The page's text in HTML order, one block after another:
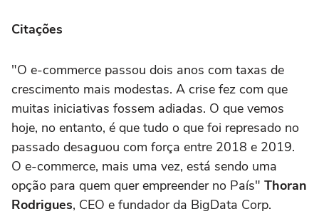
Citações
"O e-commerce passou dois anos com taxas de
crescimento mais modestas. A crise fez com que
muitas iniciativas fossem adiadas. O que vemos
hoje, no entanto, é que tudo o que foi represado no
passado desaguou com força entre 2018 e 2019.
O e-commerce, mais uma vez, está sendo uma
opção para quem quer empreender no País" Thoran
Rodrigues, CEO e fundador da BigData Corp.